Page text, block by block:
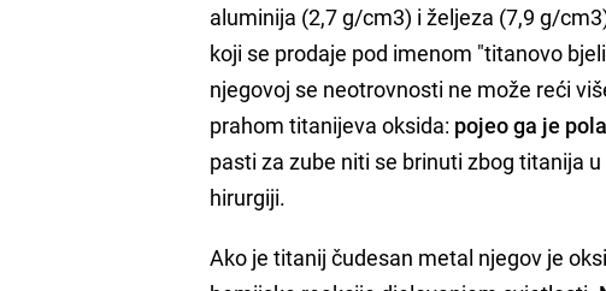
aluminija (2,7 g/cm3) i željeza (7,9 g/
koji se prodaje pod imenom "titanovo
njegovoj se neotrovnosti ne može reći
prahom titanijeva oksida: pojeo ga je
pasti za zube niti se brinuti zbog titanija
hirurgiji.
Ako je titanij čudesan metal njegov je